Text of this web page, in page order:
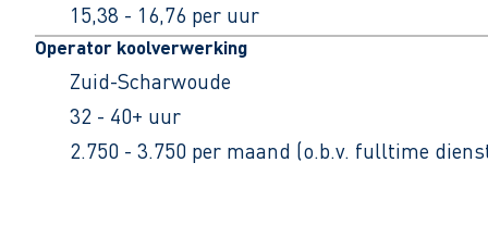
15,38 - 16,76 per uur
Operator koolverwerking
Zuid-Scharwoude
32 - 40+ uur
2.750 - 3.750 per maand (o.b.v. fulltime